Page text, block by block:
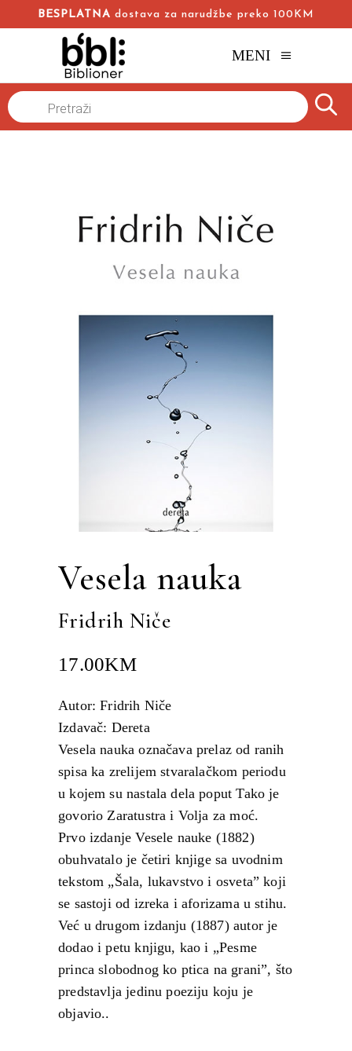
BESPLATNA dostava za narudžbe preko 100KM
MENI
Products
search
Vesela nauka
Fridrih Niče
17.00KM
Autor: Fridrih Niče
Izdavač: Dereta
Vesela nauka označava prelaz od ranih
spisa ka zrelijem stvaralačkom periodu
u kojem su nastala dela poput Tako je
govorio Zaratustra i Volja za moć.
Prvo izdanje Vesele nauke (1882)
obuhvatalo je četiri knjige sa uvodnim
tekstom „Šala, lukavstvo i osveta” koji
se sastoji od izreka i aforizama u stihu.
Već u drugom izdanju (1887) autor je
dodao i petu knjigu, kao i „Pesme
princa slobodnog ko ptica na grani”, što
predstavlja jedinu poeziju koju je
objavio..